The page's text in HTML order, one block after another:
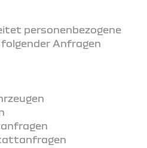
personenbezogene
folgender Anfragen